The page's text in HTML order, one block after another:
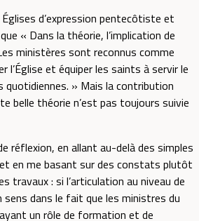
d’expression pentecôtiste et
« Dans la théorie, l’implication de
ministères sont reconnus comme
l’Église et équiper les saints à servir le
quotidiennes. » Mais la contribution
belle théorie n’est pas toujours suivie
réflexion, en allant au-delà des simples
en me basant sur des constats plutôt
travaux : si l’articulation au niveau de
sens dans le fait que les ministres du
un rôle de formation et de